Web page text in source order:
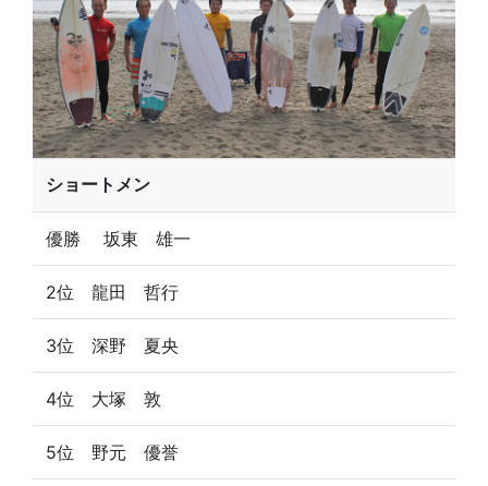
ショートメン
優勝 坂東 雄一
2位 龍田 哲行
3位 深野 夏央
4位 大塚 敦
5位 野元 優誉